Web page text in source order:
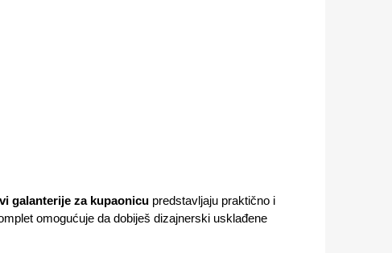
galanterije za kupaonicupredstavljaju praktično i
omogućuje da dobiješ dizajnerski usklađene